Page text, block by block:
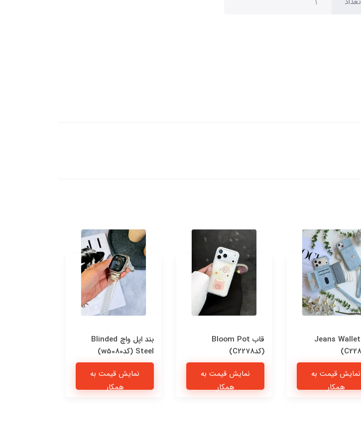
قاب Jeans Wallet
نمایش قیمت به
همکار
قاب Bloom Pot
(کدC2278)
نمایش قیمت به
همکار
بند اپل واچ Blinded
Steel (کدw5080)
نمایش قیمت به
همکار